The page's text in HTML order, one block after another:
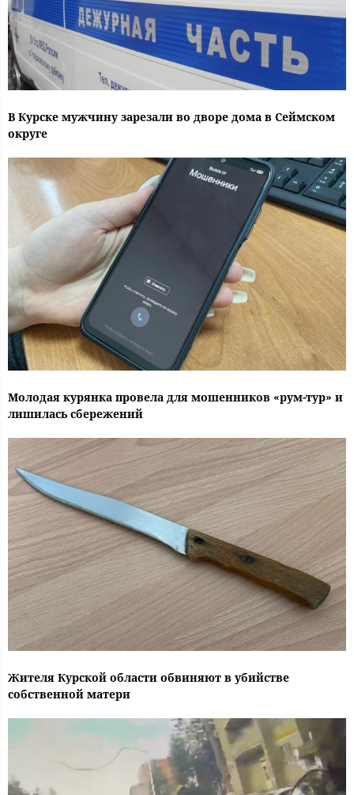
В Курске мужчину зарезали во дворе дома в Сеймском
округе
Молодая курянка провела для мошенников «рум-тур» и
лишилась сбережений
Жителя Курской области обвиняют в убийстве
собственной матери